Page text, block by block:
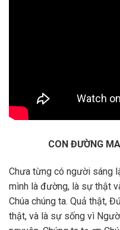
CON ĐƯỜNG
Chưa từng có người sáng
mình là đường, là sự thật
Chúa chúng ta. Quả thật,
thật, và là sự sống vì